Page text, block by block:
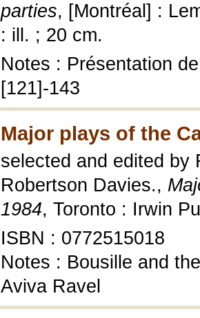
parties, [Montréal] :
: ill. ; 20 cm.
Notes : Présentation
[121]-143
Major plays of the
selected and edited by
Robertson Davies.,
1984, Toronto : Irwin
ISBN : 0772515018
Notes : Bousille and
Aviva Ravel